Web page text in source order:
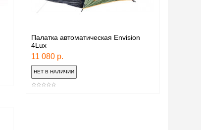
Палатка автоматическая Envision
4Lux
11 080 р.